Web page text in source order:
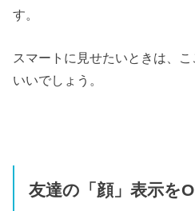
す。
スマートに見せたいときは、
いいでしょう。
友達の「顔」表示を